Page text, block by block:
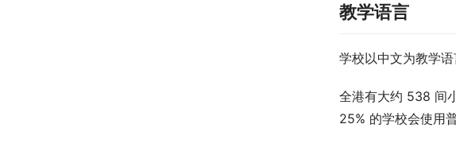
教学语言
学校以中文为教学
全港有大约 538 间
25% 的学校会使用